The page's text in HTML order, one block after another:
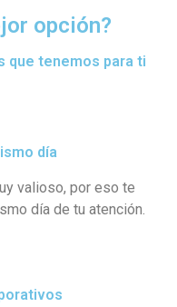
opción?
que tenemos para ti
día
valioso, por eso te
día de tu atención.